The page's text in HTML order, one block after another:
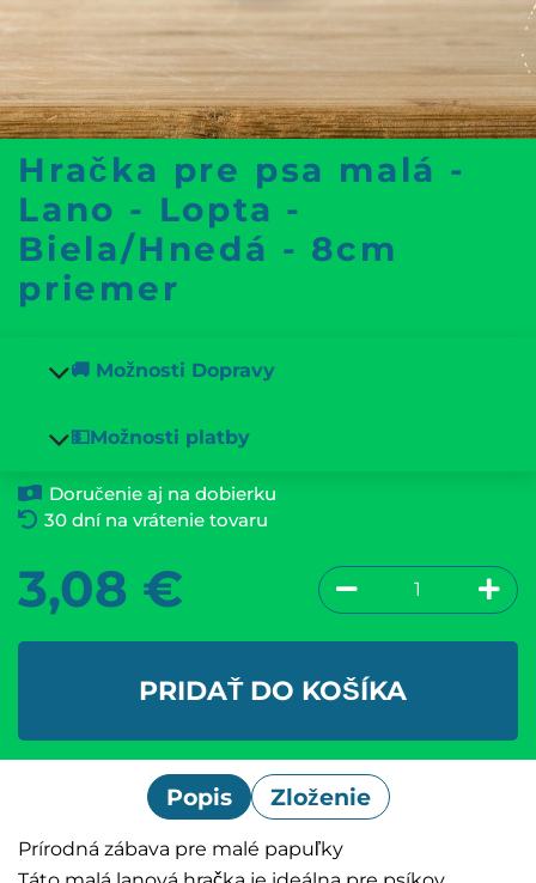
Hračka pre psa malá -
Lano - Lopta -
Biela/Hnedá - 8cm
priemer
🚚 Možnosti Dopravy
💵Možnosti platby
Doručenie aj na dobierku
30 dní na vrátenie tovaru
3,08 €
PRIDAŤ DO KOŠÍKA
Popis Zloženie
Prírodná zábava pre malé papuľky